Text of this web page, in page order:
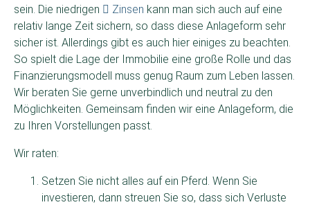
sein. Die niedrigen
Zinsen kann man sich auch auf eine
relativ lange Zeit sichern, so dass diese Anlageform sehr
sicher ist. Allerdings gibt es auch hier einiges zu beachten.
So spielt die Lage der Immobilie eine große Rolle und das
Finanzierungsmodell muss genug Raum zum Leben lassen.
Wir beraten Sie gerne unverbindlich und neutral zu den
Möglichkeiten. Gemeinsam finden wir eine Anlageform, die
zu Ihren Vorstellungen passt.
Wir raten:
Setzen Sie nicht alles auf ein Pferd. Wenn Sie
investieren, dann streuen Sie so, dass sich Verluste